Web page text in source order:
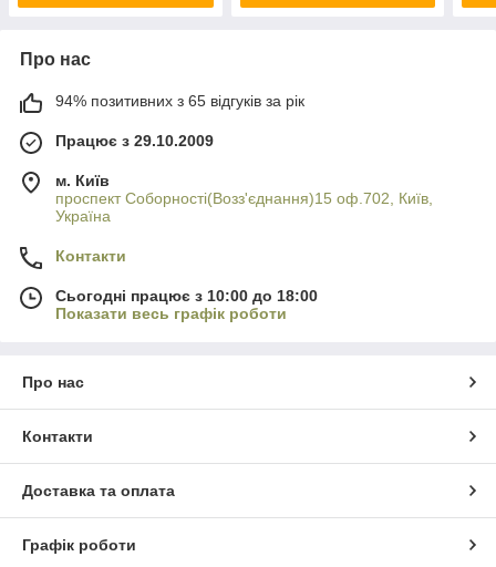
Про нас
94% позитивних з 65 відгуків за рік
Працює з 29.10.2009
м. Київ
проспект Соборності(Возз'єднання)15 оф.702, Київ,
Україна
Контакти
Сьогодні працює з 10:00 до 18:00
Показати весь графік роботи
Про нас
Контакти
Доставка та оплата
Графік роботи